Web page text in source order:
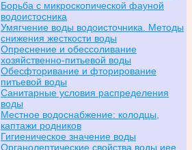
Борьба с микроскопической фауной
водоистосника
Умягчение воды водоисточника. Методы
снижения жесткости воды
Опреснение и обессоливание
хозяйственно-питьевой воды
Обесфторивание и фторирование
питьевой воды
Санитарные условия распределения
воды
Местное водоснабжение: колодцы,
каптажи родников
Гигиеническое значение воды
Органолептические свойства воды иее